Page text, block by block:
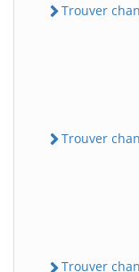
Trouver
Trouver
Trouver